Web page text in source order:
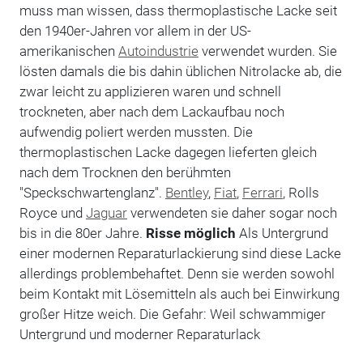
muss man wissen, dass thermoplastische Lacke seit
den 1940er-Jahren vor allem in der US-
amerikanischen Autoindustrie verwendet wurden. Sie
lösten damals die bis dahin üblichen Nitrolacke ab, die
zwar leicht zu applizieren waren und schnell
trockneten, aber nach dem Lackaufbau noch
aufwendig poliert werden mussten. Die
thermoplastischen Lacke dagegen lieferten gleich
nach dem Trocknen den berühmten
"Speckschwartenglanz". Bentley, Fiat, Ferrari, Rolls
Royce und Jaguarverwendeten sie daher sogar noch
bis in die 80er Jahre. Risse möglich Als Untergrund
einer modernen Reparaturlackierung sind diese Lacke
allerdings problembehaftet. Denn sie werden sowohl
beim Kontakt mit Lösemitteln als auch bei Einwirkung
großer Hitze weich. Die Gefahr: Weil schwammiger
Untergrund und moderner Reparaturlack